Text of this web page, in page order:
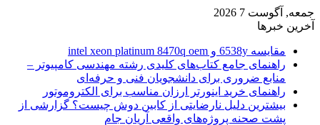
جمعه, آگوست 7 2026
آخرین خبرها
مقایسه 6538y و intel xeon platinum 8470q oem
راهنمای جامع کتاب‌های کلیدی رشته مهندسی کامپیوتر –
منابع ضروری برای دانشجویان فنی و حرفه‌ای
راهنمای خرید اینورتر ارزان مناسب برای الکتروموتور
بیشترین دلیل نارضایتی از کابین دوش چیست؟ گزارشی از
پشت صحنه پروژه‌های واقعی آریان جام